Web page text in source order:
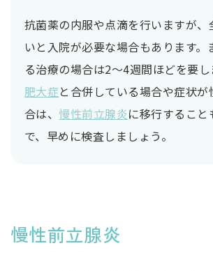
抗菌薬の内服や点滴を行いますが、
いと入院が必要な場合もあります。
る治療の場合は2〜4週間ほどを要し
肥大症と合併している場合や症状が
合は、慢性前立腺炎に移行すること
で、早めに検査しましょう。
慢性前立腺炎